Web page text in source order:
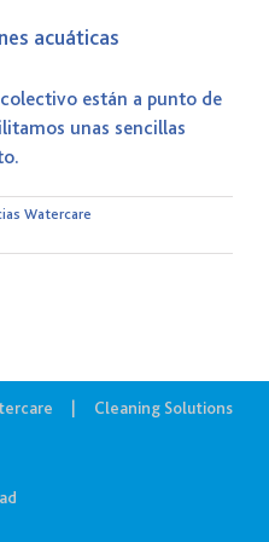
acuáticas
están a punto de
unas sencillas
Watercare
Cleaning Solutions